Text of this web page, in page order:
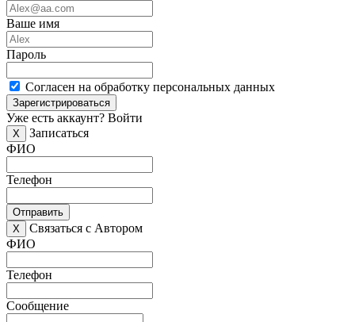
Ваше имя
Пароль
Согласен на обработку персональных данных
Зарегистрироваться
Уже есть аккаунт? Войти
X
Записаться
ФИО
Телефон
Отправить
X
Связаться с Автором
ФИО
Телефон
Сообщение